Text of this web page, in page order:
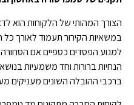
הצורך המהותי של הלקוחות הוא
במשאיות הקירור תעמוד לאורך כל
למנוע הפסדים כספיים אם
הנחיות ברורות וחד משמעיות
ברכבי ההובלה השונים מעניקים